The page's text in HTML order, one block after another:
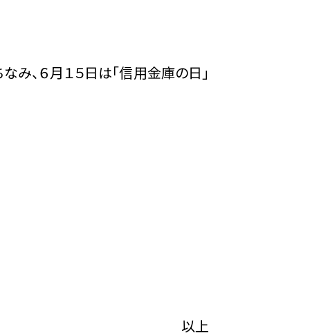
み、６月１５日は「信用金庫の日」
以上